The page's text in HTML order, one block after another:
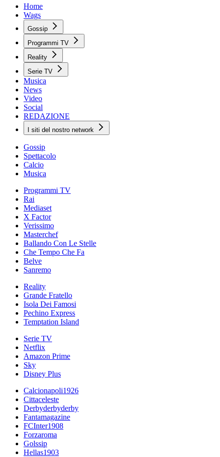
Home
Wags
Gossip
Programmi TV
Reality
Serie TV
Musica
News
Video
Social
REDAZIONE
I siti del nostro network
Gossip
Spettacolo
Calcio
Musica
Programmi TV
Rai
Mediaset
X Factor
Verissimo
Masterchef
Ballando Con Le Stelle
Che Tempo Che Fa
Belve
Sanremo
Reality
Grande Fratello
Isola Dei Famosi
Pechino Express
Temptation Island
Serie TV
Netflix
Amazon Prime
Sky
Disney Plus
Calcionapoli1926
Cittaceleste
Derbyderbyderby
Fantamagazine
FCInter1908
Forzaroma
Golssip
Hellas1903